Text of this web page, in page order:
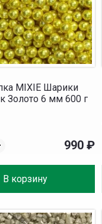
MIXIE Шарики
Золото 6 мм 600 г
В корзину
990 ₽